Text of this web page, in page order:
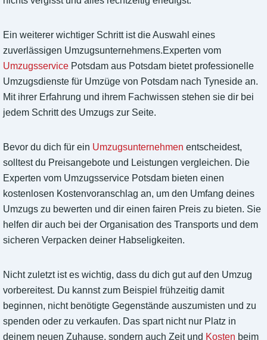
Ein weiterer wichtiger Schritt ist die Auswahl eines
zuverlässigen Umzugsunternehmens.Experten vom
Umzugsservice Potsdam aus Potsdam bietet professionelle
Umzugsdienste für Umzüge von Potsdam nach Tyneside an.
Mit ihrer Erfahrung und ihrem Fachwissen stehen sie dir bei
jedem Schritt des Umzugs zur Seite.
Bevor du dich für ein Umzugsunternehmen entscheidest,
solltest du Preisangebote und Leistungen vergleichen. Die
Experten vom Umzugsservice Potsdam bieten einen
kostenlosen Kostenvoranschlag an, um den Umfang deines
Umzugs zu bewerten und dir einen fairen Preis zu bieten. Sie
helfen dir auch bei der Organisation des Transports und dem
sicheren Verpacken deiner Habseligkeiten.
Nicht zuletzt ist es wichtig, dass du dich gut auf den Umzug
vorbereitest. Du kannst zum Beispiel frühzeitig damit
beginnen, nicht benötigte Gegenstände auszumisten und zu
spenden oder zu verkaufen. Das spart nicht nur Platz in
deinem neuen Zuhause, sondern auch Zeit und Kosten beim